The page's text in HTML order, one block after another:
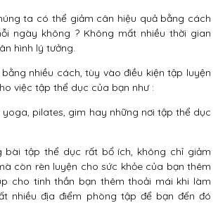
ta có thể giảm cân hiệu quả bằng cách
ngày không ? Không mất nhiều thời gian
hình lý tưởng.
nhiều cách, tùy vào điều kiện tập luyện
việc tập thể dục của bạn như :
pilates, gim hay những nơi tập thể dục
bài tập thể dục rất bổ ích, không chỉ giảm
còn rèn luyện cho sức khỏe của bạn thêm
cho tinh thần bạn thêm thoải mái khi làm
nhiều địa điểm phòng tập để bạn đến đó